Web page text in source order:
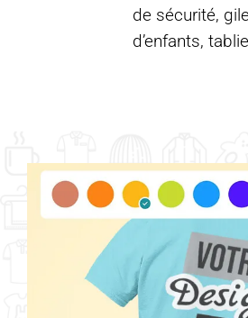
de sécurité,
d’enfants,